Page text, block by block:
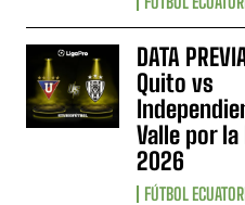
DATA
Quito vs
Valle por la
2026
FÚTBOL